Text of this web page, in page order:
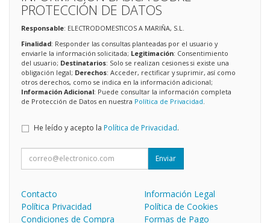
PROTECCIÓN DE DATOS
Responsable: ELECTRODOMESTICOS A MARIÑA, S.L.
Finalidad: Responder las consultas planteadas por el usuario y
enviarle la información solicitada; Legitimación: Consentimiento
del usuario; Destinatarios: Solo se realizan cesiones si existe una
obligación legal; Derechos: Acceder, rectificar y suprimir, así como
otros derechos, como se indica en la información adicional;
Información Adicional: Puede consultar la información completa
de Protección de Datos en nuestra Política de Privacidad.
He leído y acepto la Política de Privacidad.
Enviar
Contacto
Información Legal
Política Privacidad
Política de Cookies
Condiciones de Compra
Formas de Pago